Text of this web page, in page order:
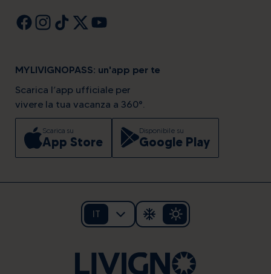
MYLIVIGNOPASS: un'app per te
Scarica l’app ufficiale per
vivere la tua vacanza a 360°.
Scarica su
App Store
Disponibile su
Google Play
IT